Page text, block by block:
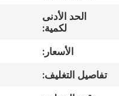
المعمل
الجودة
الحد الأدنى
لكمية:
الأسعار:
تفاصيل التغليف: